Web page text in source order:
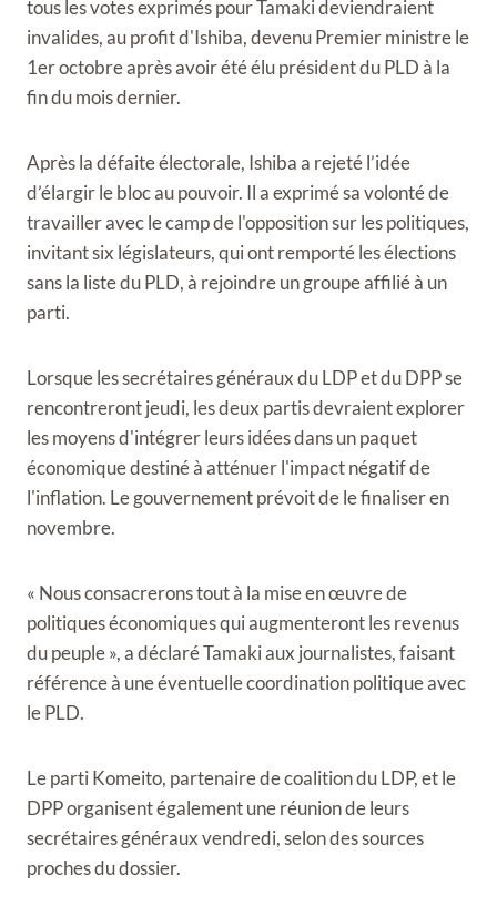
tous les votes exprimés pour Tamaki deviendraient
invalides, au profit d'Ishiba, devenu Premier ministre le
1er octobre après avoir été élu président du PLD à la
fin du mois dernier.
Après la défaite électorale, Ishiba a rejeté l’idée
d’élargir le bloc au pouvoir. Il a exprimé sa volonté de
travailler avec le camp de l'opposition sur les politiques,
invitant six législateurs, qui ont remporté les élections
sans la liste du PLD, à rejoindre un groupe affilié à un
parti.
Lorsque les secrétaires généraux du LDP et du DPP se
rencontreront jeudi, les deux partis devraient explorer
les moyens d'intégrer leurs idées dans un paquet
économique destiné à atténuer l'impact négatif de
l'inflation. Le gouvernement prévoit de le finaliser en
novembre.
« Nous consacrerons tout à la mise en œuvre de
politiques économiques qui augmenteront les revenus
du peuple », a déclaré Tamaki aux journalistes, faisant
référence à une éventuelle coordination politique avec
le PLD.
Le parti Komeito, partenaire de coalition du LDP, et le
DPP organisent également une réunion de leurs
secrétaires généraux vendredi, selon des sources
proches du dossier.